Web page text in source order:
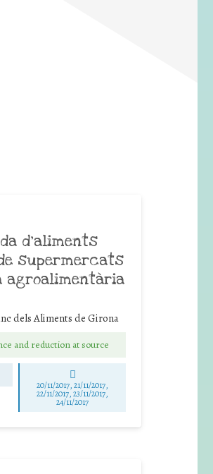
d’aliments
supermercats
dels Aliments de Girona
and reduction at source
20/11/2017, 21/11/2017,
22/11/2017, 23/11/2017,
24/11/2017